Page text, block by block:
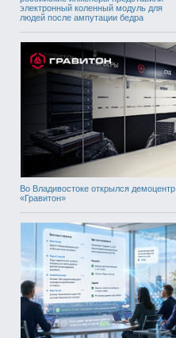
электронный коленный модуль для
людей после ампутации бедра
Во Владивостоке открылся демоцентр
«Гравитон»